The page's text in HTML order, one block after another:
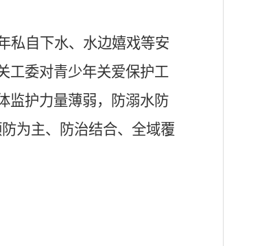
私自下水、水边嬉戏等安
工委对青少年关爱保护工
监护力量薄弱，防溺水防
防为主、防治结合、全域覆